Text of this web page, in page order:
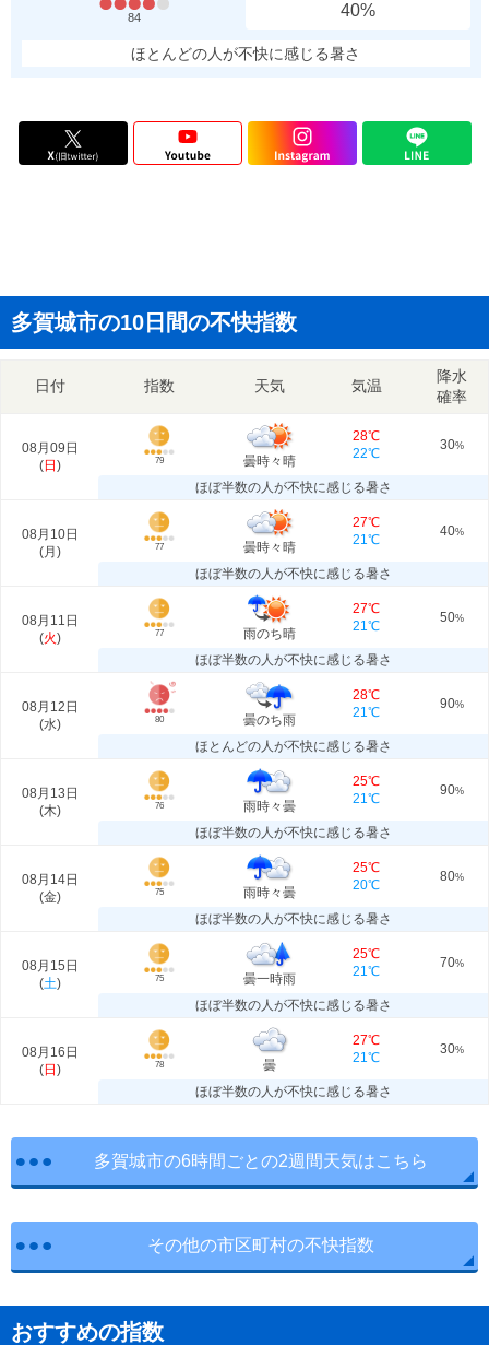
84
40%
ほとんどの人が不快に感じる暑さ
多賀城市の10日間の不快指数
日付 指数 天気 気温
降水
確率
08月09日
(日 ) 79 曇時々晴
28℃
22℃
30%
ほぼ半数の人が不快に感じる暑さ
08月10日
(月 ) 77 曇時々晴
27℃
21℃
40%
ほぼ半数の人が不快に感じる暑さ
08月11日
(火) 77 雨のち晴
27℃
21℃
50%
ほぼ半数の人が不快に感じる暑さ
08月12日
(水) 80 曇のち雨
28℃
21℃
90%
ほとんどの人が不快に感じる暑さ
08月13日
(木) 76 雨時々曇
25℃
21℃
90%
ほぼ半数の人が不快に感じる暑さ
08月14日
(金) 75 雨時々曇
25℃
20℃
80%
ほぼ半数の人が不快に感じる暑さ
08月15日
(土) 75 曇一時雨
25℃
21℃
70%
ほぼ半数の人が不快に感じる暑さ
08月16日
(日 ) 78 曇
27℃
21℃
30%
ほぼ半数の人が不快に感じる暑さ
多賀城市の6時間ごとの2週間天気はこちら
その他の市区町村の不快指数
おすすめの指数